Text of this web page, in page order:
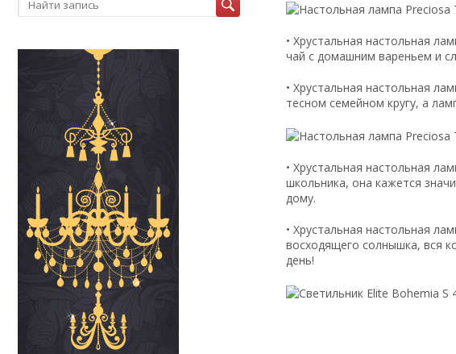
• Хрустальная настольная
чай с домашним вареньем и
• Хрустальная настольная
тесном семейном кругу, а
• Хрустальная настольная
школьника, она кажется
дому.
• Хрустальная настольная
восходящего солнышка, вся
день!